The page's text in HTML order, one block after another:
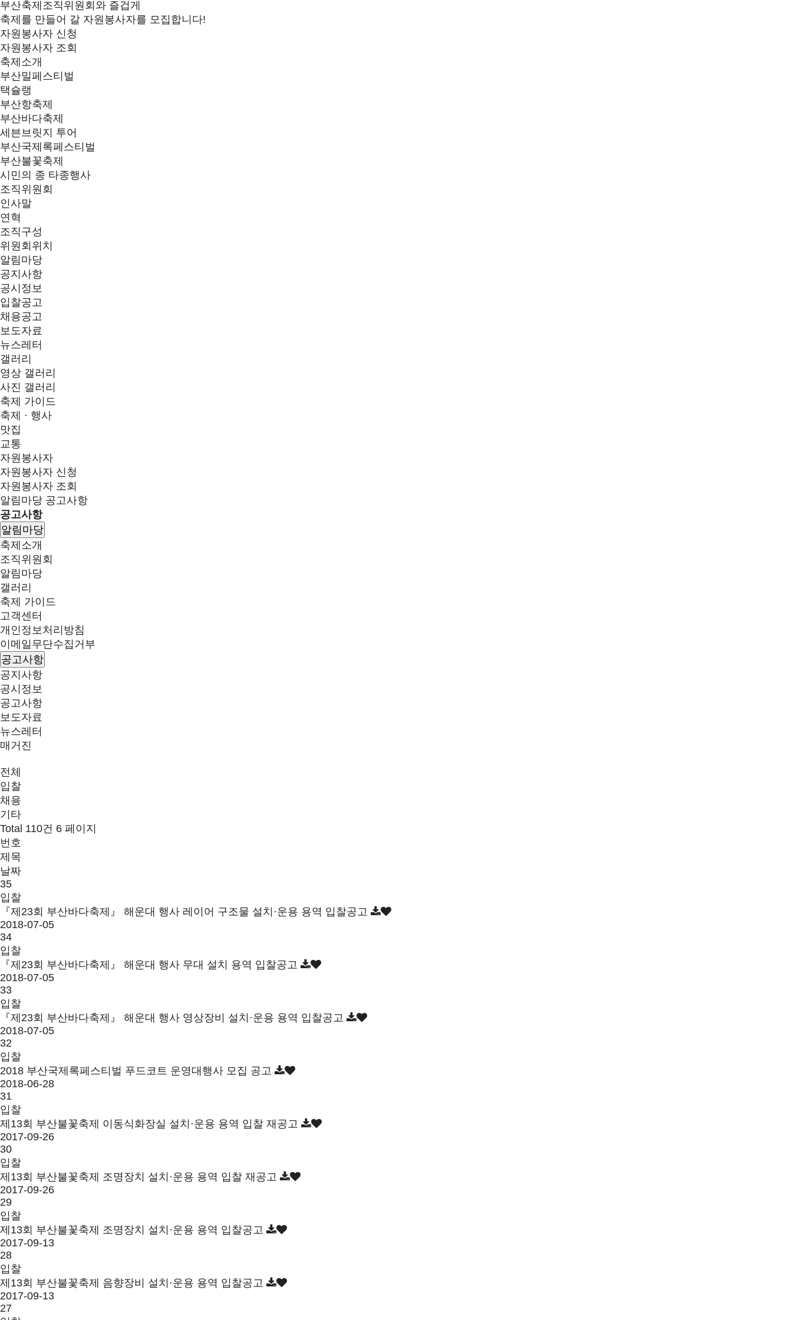
부산축제조직위원회와 즐겁게
축제를 만들어 갈 자원봉사자를 모집합니다!
자원봉사자 신청
자원봉사자 조회
축제소개
부산밀페스티벌
택슐랭
부산항축제
부산바다축제
세븐브릿지 투어
부산국제록페스티벌
부산불꽃축제
시민의 종 타종행사
조직위원회
인사말
연혁
조직구성
위원회위치
알림마당
공지사항
공시정보
입찰공고
채용공고
보도자료
뉴스레터
갤러리
영상 갤러리
사진 갤러리
축제 가이드
축제 · 행사
맛집
교통
자원봉사자
자원봉사자 신청
자원봉사자 조회
알림마당 공고사항
공고사항
알림마당
축제소개
조직위원회
알림마당
갤러리
축제 가이드
고객센터
개인정보처리방침
이메일무단수집거부
공고사항
공지사항
공시정보
공고사항
보도자료
뉴스레터
매거진
전체
입찰
채용
기타
Total 110건 6 페이지
번호
제목
날짜
35
입찰
『제23회 부산바다축제』 해운대 행사 레이어 구조물 설치·운용 용역 입찰공고
2018-07-05
34
입찰
『제23회 부산바다축제』 해운대 행사 무대 설치 용역 입찰공고
2018-07-05
33
입찰
『제23회 부산바다축제』 해운대 행사 영상장비 설치·운용 용역 입찰공고
2018-07-05
32
입찰
2018 부산국제록페스티벌 푸드코트 운영대행사 모집 공고
2018-06-28
31
입찰
제13회 부산불꽃축제 이동식화장실 설치·운용 용역 입찰 재공고
2017-09-26
30
입찰
제13회 부산불꽃축제 조명장치 설치·운용 용역 입찰 재공고
2017-09-26
29
입찰
제13회 부산불꽃축제 조명장치 설치·운용 용역 입찰공고
2017-09-13
28
입찰
제13회 부산불꽃축제 음향장비 설치·운용 용역 입찰공고
2017-09-13
27